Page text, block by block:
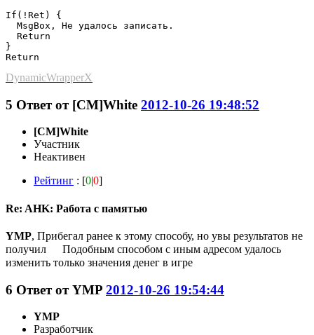
If(!Ret) {
  MsgBox, Не удалось записать.
  Return
}
Return
DynamicWrapperX
5 Ответ от [CM]White 2012-10-26 19:48:52
[CM]White
Участник
Неактивен
Рейтинг : [0|0]
Re: AHK: Работа с памятью
YMP, Прибегал ранее к этому способу, но увы результатов не
получил
Подобным способом с иным адресом удалось
изменить только значения денег в игре
6 Ответ отYMP 2012-10-26 19:54:44
YMP
Разработчик